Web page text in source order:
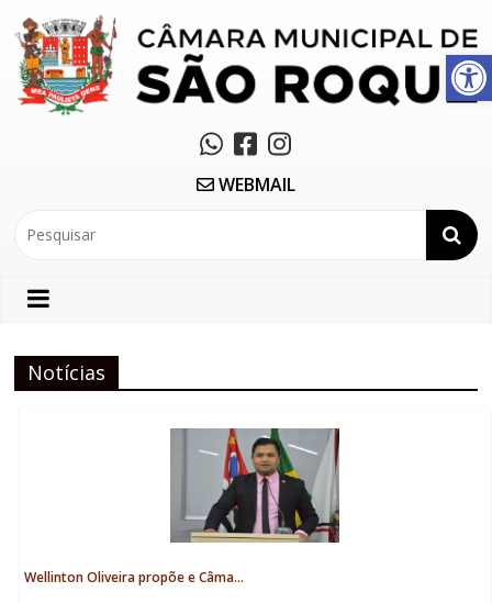
Abrir a barra de ferramentas
WEBMAIL
Notícias
Wellinton Oliveira propõe e Câma...